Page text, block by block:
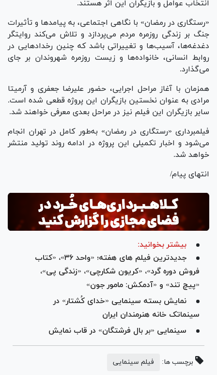
انتخاب عوامل و بازیگران این اثر هستند.
«رستگاری در رمضان» با نگاهی اجتماعی، به پیامد‌ها و تأثیرات
جنگ بر زندگی روزمره مردم می‌پردازد و تلاش می‌کند روایتگر
دغدغه‌ها، آسیب‌ها و تغییراتی باشد که چنین رخداد‌هایی در
روابط انسانی، خانواده‌ها و زیست روزمره شهروندان بر جای
می‌گذارد.
همزمان با آغاز مراحل اجرایی، حضور علیرضا جعفری و آرمیتا
مرادی به عنوان نخستین بازیگران این پروژه قطعی شده است.
سایر بازیگران این فیلم نیز در مراحل بعدی معرفی خواهند شد.
فیلمبرداری «رستگاری در رمضان» به‌طور کامل در تهران انجام
می‌شود و اخبار تکمیلی این پروژه در ادامه روند تولید منتشر
خواهد شد.
انتهای پیام/
بیشتر بخوانید:
جدیدترین فیلم های هفته؛ «واحد ۳۶»، «کتاب
فروش دوره گرد»، «کریون شکارچی»، «زندگی پی»،
«پیچ تند» و «آدمکش: مامور جون»
نمایش بسته سینمایی «خدای کُشتار» در
سینماتک خانه هنرمندان ایران
سینمایی «بر بال فرشتگان» در قاب نمایش
برچسب ها: فیلم سینمایی